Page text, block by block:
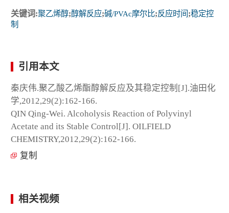
关键词:聚乙烯醇;醇解反应;碱/PVAc摩尔比;反应时间 ;稳定控
制
引用本文
秦庆伟.聚乙酸乙烯酯醇解反应及其稳定控制[J].油田化
学,2012,29(2):162-166.
QIN Qing-Wei. Alcoholysis Reaction of Polyvinyl
Acetate and its Stable Control[J]. OILFIELD
CHEMISTRY,2012,29(2):162-166.
复制
相关视频